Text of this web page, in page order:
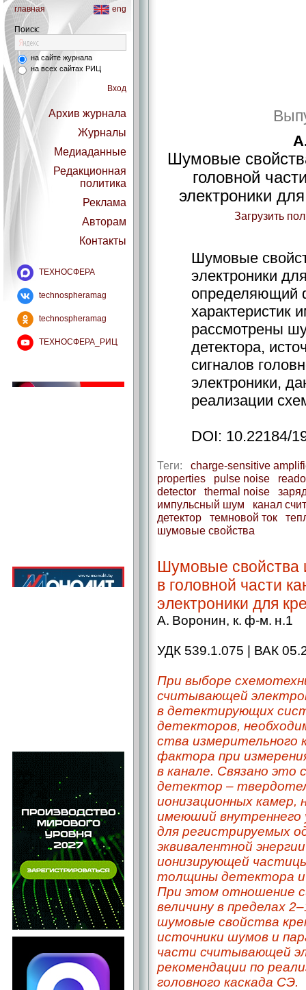
главная eng
Поиск:
на сайте журнала
на всех сайтах РИЦ
Вход
Архив журнала
Журналы
Медиаданные
Редакционная
политика
Реклама
Авторам
Контакты
ТЕХНОСФЕРА
technospheramag
technospheramag
ТЕХНОСФЕРА_РИЦ
Шумовые
головной
электроники
Загрузить
Шумовые
электроники
определяющий
характеристик
рассмотрены
детектора,
сигналов
электроники,
реализации
DOI: 10.22184/
Теги: charge-sensitive
properties
pulse noise
detector
thermal noise
импульсный шум
канал
детектор
темновой ток
шумовые свойства
Шумовые свой­ства
в головной части
электроники для
А. Воронин, к. ф-м. н.1
УДК 539.1.075 | ВАК
При выборе
считывающей
в детектирующих
детекторов,
ства измерительного
фактора при
в канале. Cвязано
детектор –
ионизационных камер,
имеюший внутреннего
для регистрируемых
эквивалентной
ионизирующей
толщины детектора и
При этом отношение
величину в пределах
шумовые свойства
источники шумов и
части считывающей
рекомендации по
головного каскада СЭ.